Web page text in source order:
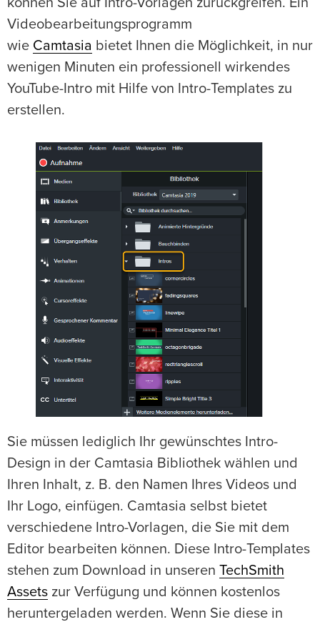
können Sie auf Intro-Vorlagen zurückgreifen. Ein
Videobearbeitungsprogramm
wie Camtasia bietet Ihnen die Möglichkeit, in nur
wenigen Minuten ein professionell wirkendes
YouTube-Intro mit Hilfe von Intro-Templates zu
erstellen.
Sie müssen lediglich Ihr gewünschtes Intro-
Design in der Camtasia Bibliothek wählen und
Ihren Inhalt, z. B. den Namen Ihres Videos und
Ihr Logo, einfügen. Camtasia selbst bietet
verschiedene Intro-Vorlagen, die Sie mit dem
Editor bearbeiten können. Diese Intro-Templates
stehen zum Download in unseren TechSmith
Assets zur Verfügung und können kostenlos
heruntergeladen werden. Wenn Sie diese in